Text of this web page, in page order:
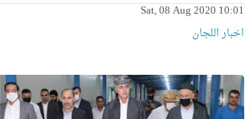
Sat, 08 Aug 2020 10:01
اخبار اللجان